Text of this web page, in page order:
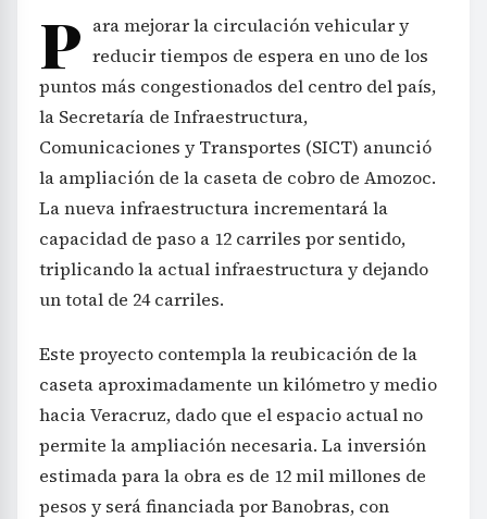
P ara mejorar la circulación vehicular y
reducir tiempos de espera en uno de los
puntos más congestionados del centro del país,
la Secretaría de Infraestructura,
Comunicaciones y Transportes (SICT) anunció
la ampliación de la caseta de cobro de Amozoc.
La nueva infraestructura incrementará la
capacidad de paso a 12 carriles por sentido,
triplicando la actual infraestructura y dejando
un total de 24 carriles.
Este proyecto contempla la reubicación de la
caseta aproximadamente un kilómetro y medio
hacia Veracruz, dado que el espacio actual no
permite la ampliación necesaria. La inversión
estimada para la obra es de 12 mil millones de
pesos y será financiada por Banobras, con